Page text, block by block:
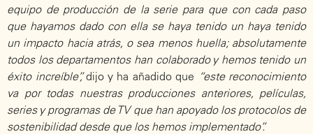
equipo de producción de la serie para que con cada paso
que hayamos dado con ella se haya tenido un haya tenido
un impacto hacia atrás, o sea menos huella; absolutamente
todos los departamentos han colaborado y hemos tenido un
éxito increíble”,dijo y ha añadido que “este reconocimiento
va por todas nuestras producciones anteriores, películas,
series y programas de TV que han apoyado los protocolos de
sostenibilidad desde que los hemos implementado”.